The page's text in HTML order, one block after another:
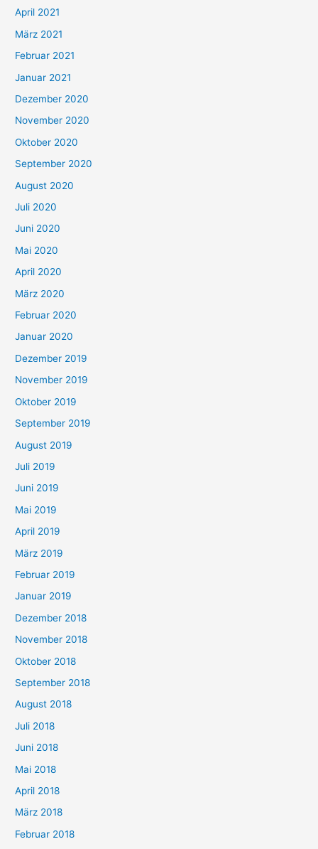
:
April 2021
März 2021
Februar 2021
Januar 2021
Dezember 2020
November 2020
Oktober 2020
September 2020
August 2020
Juli 2020
Juni 2020
Mai 2020
April 2020
März 2020
Februar 2020
Januar 2020
Dezember 2019
November 2019
Oktober 2019
September 2019
August 2019
Juli 2019
Juni 2019
Mai 2019
April 2019
März 2019
Februar 2019
Januar 2019
Dezember 2018
November 2018
Oktober 2018
September 2018
August 2018
Juli 2018
Juni 2018
Mai 2018
April 2018
März 2018
Februar 2018